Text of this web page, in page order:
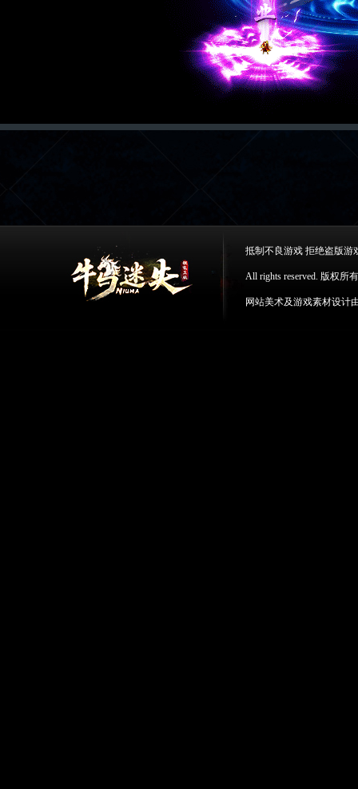
抵制不良游戏 拒绝盗版游
All rights reserved. 版权所
网站美术及游戏素材设计